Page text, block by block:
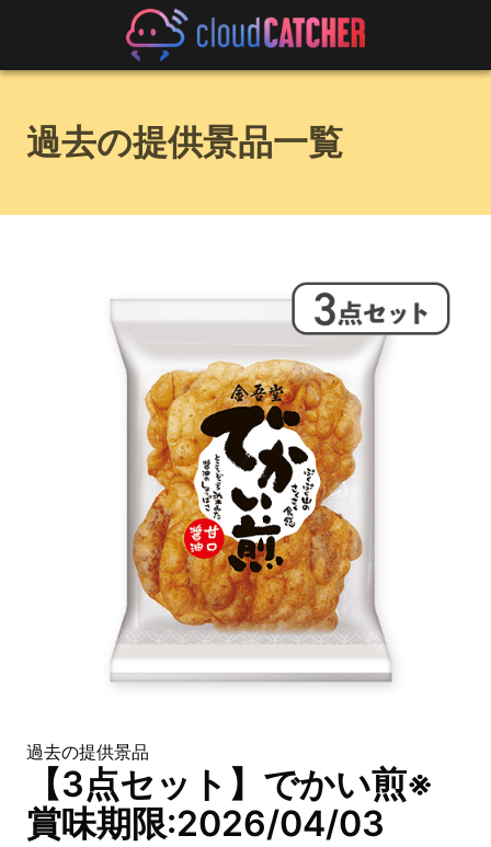
過去の提供景品一覧
過去の提供景品
【3点セット】でかい煎※
賞味期限:2026/04/03